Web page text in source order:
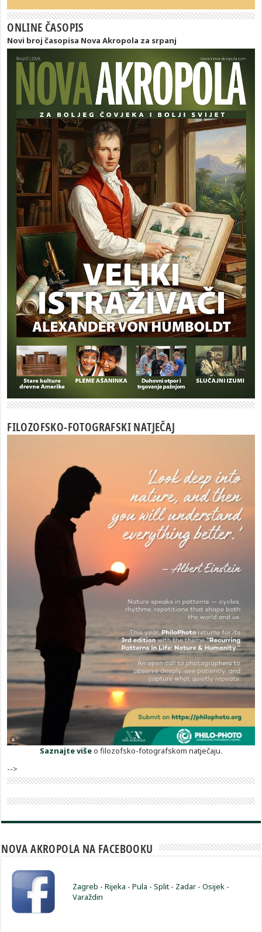
ONLINE ČASOPIS
Novi broj časopisa Nova Akropola za srpanj
FILOZOFSKO-FOTOGRAFSKI NATJEČAJ
Saznajte višeo filozofsko-fotografskom natječaju.
-->
NOVA AKROPOLA NA FACEBOOKU
Zagreb -Rijeka -Pula -Split - Zadar -Osijek -
Varaždin